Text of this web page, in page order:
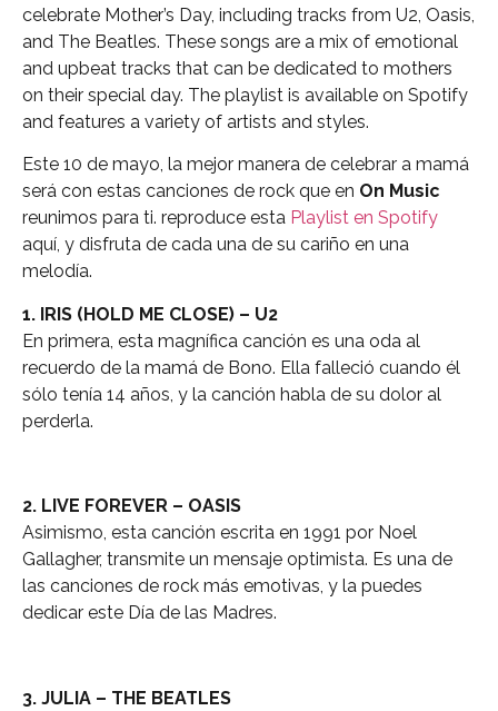
celebrate Mother’s Day, including tracks from U2, Oasis,
and The Beatles. These songs are a mix of emotional
and upbeat tracks that can be dedicated to mothers
on their special day. The playlist is available on Spotify
and features a variety of artists and styles.
Este 10 de mayo, la mejor manera de celebrar a mamá
será con estas canciones de rock que en On Music
reunimos para ti. reproduce esta Playlist en Spotify
aquí, y disfruta de cada una de su cariño en una
melodía.
1. IRIS (HOLD ME CLOSE) – U2
En primera, esta magnífica canción es una oda al
recuerdo de la mamá de Bono. Ella falleció cuando él
sólo tenía 14 años, y la canción habla de su dolor al
perderla.
2. LIVE FOREVER – OASIS
Asimismo, esta canción escrita en 1991 por Noel
Gallagher, transmite un mensaje optimista. Es una de
las canciones de rock más emotivas, y la puedes
dedicar este Día de las Madres.
3. JULIA – THE BEATLES